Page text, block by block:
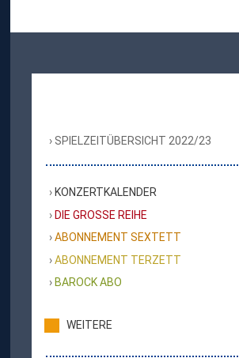
SPIELZEITÜBERSICHT 2022/23
KONZERTKALENDER
DIE GROSSE REIHE
ABONNEMENT SEXTETT
ABONNEMENT TERZETT
BAROCK ABO
WEITERE